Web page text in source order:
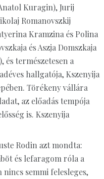
Kuragin), Jurij
Romanovszkij
Kramzina és Polina
és Aszja Domszkaja
és természetesen a
hallgatója, Kszenyija
Törékeny vállára
az előadás tempója
is. Kszenyija
Rodin azt mondta:
és lefaragom róla a
semmi felesleges,